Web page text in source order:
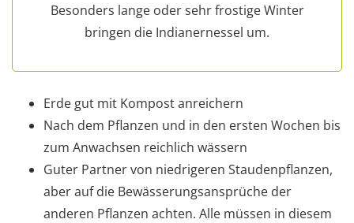
Besonders lange oder sehr frostige Winter
bringen die Indianernessel um.
Erde gut mit Kompost anreichern
Nach dem Pflanzen und in den ersten Wochen bis
zum Anwachsen reichlich wässern
Guter Partner von niedrigeren Staudenpflanzen,
aber auf die Bewässerungsansprüche der
anderen Pflanzen achten. Alle müssen in diesem